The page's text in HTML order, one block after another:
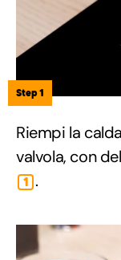
Step 1
Riempi la
valvola, con
1 .